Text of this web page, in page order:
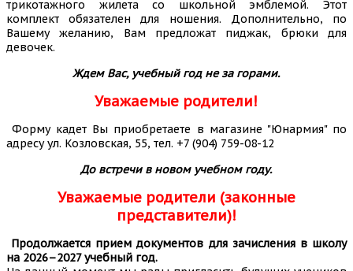
трикотажного жилета со школьной эмблемой. Этот
комплект обязателен для ношения. Дополнительно, по
Вашему желанию, Вам предложат пиджак, брюки для
девочек.
Ждем Вас, учебный год не за горами.
Уважаемые родители!
Форму кадет Вы приобретаете в магазине "Юнармия" по
адресу ул. Козловская, 55, тел. +7 (904) 759-08-12
До встречи в новом учебном году.
Уважаемые родители (законные
представители)!
Продолжается прием документов для зачисления в школу
на 2026–2027 учебный год.